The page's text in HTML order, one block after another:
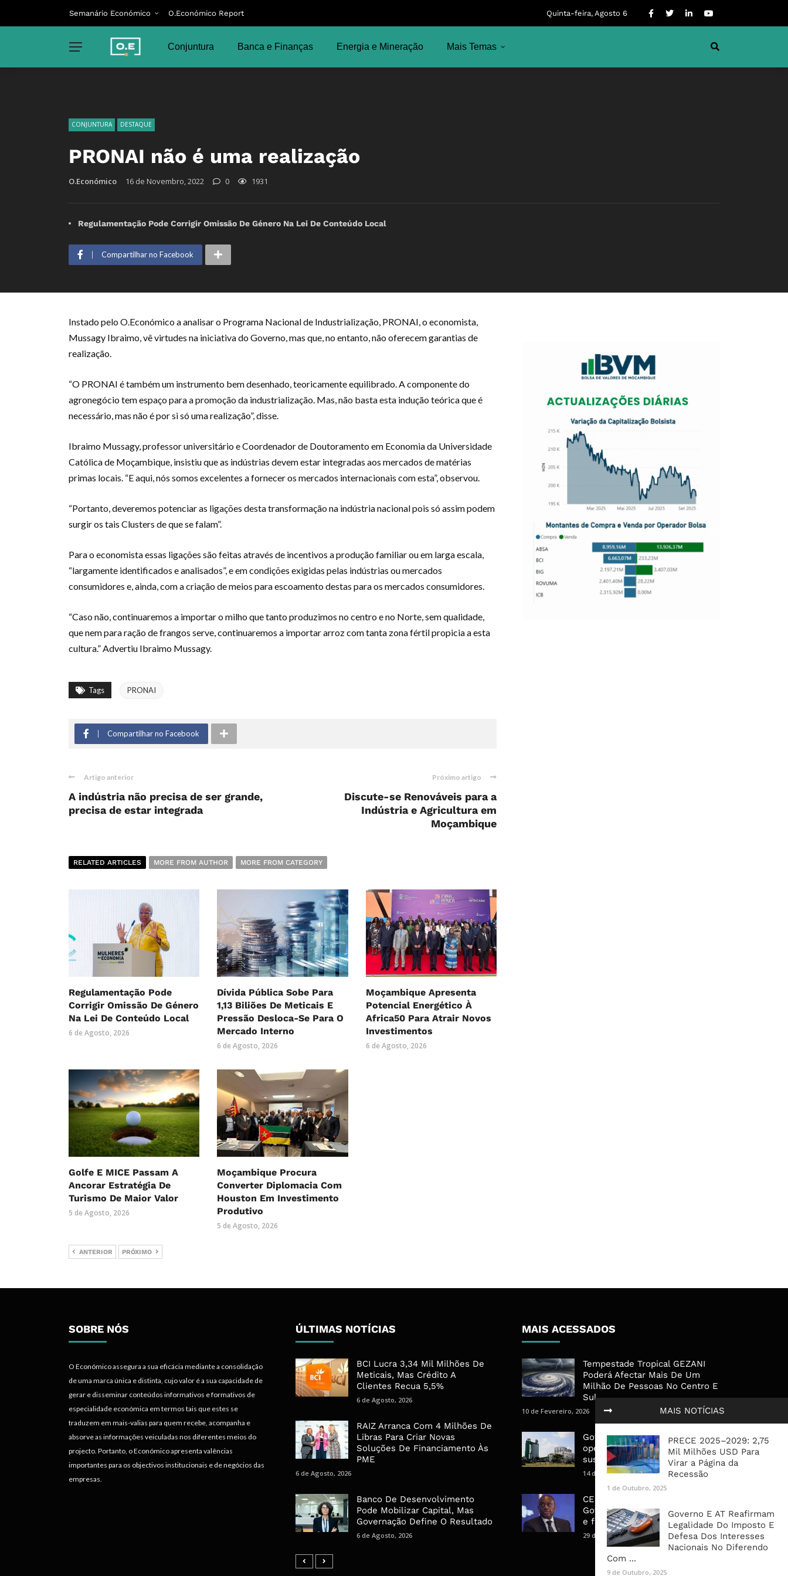
Semanário Económico O.Económico Report Quinta-feira, Agosto 6
Conjuntura Banca e Finanças Energia e Mineração Mais Temas
CONJUNTURA DESTAQUE
PRONAI não é uma realização
O.Económico 16 de Novembro, 2022 0 1931
Regulamentação Pode Corrigir Omissão De Género Na Lei De Conteúdo Local
Compartilhar no Facebook
Instado pelo O.Económico a analisar o Programa Nacional de Industrialização, PRONAI, o economista,
Mussagy Ibraimo, vê virtudes na iniciativa do Governo, mas que, no entanto, não oferecem garantias de
realização.
“O PRONAI é também um instrumento bem desenhado, teoricamente equilibrado. A componente do
agronegócio tem espaço para a promoção da industrialização. Mas, não basta esta indução teórica que é
necessário, mas não é por si só uma realização”, disse.
Ibraimo Mussagy, professor universitário e Coordenador de Doutoramento em Economia da Universidade
Católica de Moçambique, insistiu que as indústrias devem estar integradas aos mercados de matérias
primas locais. “E aqui, nós somos excelentes a fornecer os mercados internacionais com esta”, observou.
“Portanto, deveremos potenciar as ligações desta transformação na indústria nacional pois só assim podem
surgir os tais Clusters de que se falam”.
Para o economista essas ligações são feitas através de incentivos a produção familiar ou em larga escala,
“largamente identificados e analisados”, e em condições exigidas pelas indústrias ou mercados
consumidores e, ainda, com a criação de meios para escoamento destas para os mercados consumidores.
“Caso não, continuaremos a importar o milho que tanto produzimos no centro e no Norte, sem qualidade,
que nem para ração de frangos serve, continuaremos a importar arroz com tanta zona fértil propicia a esta
cultura.” Advertiu Ibraimo Mussagy.
Tags PRONAI
Compartilhar no Facebook
Artigo anterior
A indústria não precisa de ser grande,
precisa de estar integrada
Próximo artigo
Discute-se Renováveis para a
Indústria e Agricultura em
Moçambique
RELATED ARTICLES MORE FROM AUTHOR MORE FROM CATEGORY
Regulamentação Pode
Corrigir Omissão De Género
Na Lei De Conteúdo Local
6 de Agosto, 2026
Dívida Pública Sobe Para
1,13 Biliões De Meticais E
Pressão Desloca-Se Para O
Mercado Interno
6 de Agosto, 2026
Moçambique Apresenta
Potencial Energético À
Africa50 Para Atrair Novos
Investimentos
6 de Agosto, 2026
Golfe E MICE Passam A
Ancorar Estratégia De
Turismo De Maior Valor
5 de Agosto, 2026
Moçambique Procura
Converter Diplomacia Com
Houston Em Investimento
Produtivo
5 de Agosto, 2026
ANTERIOR PRÓXIMO
MAIS NOTÍCIAS
PRECE 2025–2029: 2,75
Mil Milhões USD Para
Virar a Página da
Recessão
1 de Outubro, 2025
Governo E AT Reafirmam
Legalidade Do Imposto E
Defesa Dos Interesses
Nacionais No Diferendo
Com ...
9 de Outubro, 2025
SOBRE NÓS
O Económico assegura a sua eficácia mediante a consolidação
de uma marca única e distinta, cujo valor é a sua capacidade de
gerar e disseminar conteúdos informativos e formativos de
especialidade económica em termos tais que estes se
traduzem em mais-valias para quem recebe, acompanha e
absorve as informações veiculadas nos diferentes meios do
projecto. Portanto, o Económico apresenta valências
importantes para os objectivos institucionais e de negócios das
empresas.
ÚLTIMAS NOTÍCIAS
BCI Lucra 3,34 Mil Milhões De
Meticais, Mas Crédito A
Clientes Recua 5,5%
6 de Agosto, 2026
RAIZ Arranca Com 4 Milhões De
Libras Para Criar Novas
Soluções De Financiamento Às
PME
6 de Agosto, 2026
Banco De Desenvolvimento
Pode Mobilizar Capital, Mas
Governação Define O Resultado
6 de Agosto, 2026
MAIS ACESSADOS
Tempestade Tropical GEZANI
Poderá Afectar Mais De Um
Milhão De Pessoas No Centro E
Sul ...
10 de Fevereiro, 2026
Governo admite nova
operadora para a Mozal após
suspensão das operações
14 de Março, 2026
CEO do Standard Bank pede ao
Governo que “saia do caminho”
e facilite os negócios
29 de Janeiro, 2025